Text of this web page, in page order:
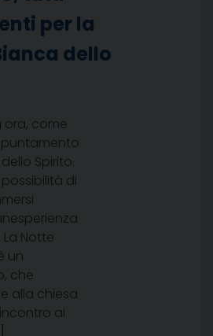
per la
dello
ora, come
Spirito.
di
Notte
un
che
alla chiesa
ai